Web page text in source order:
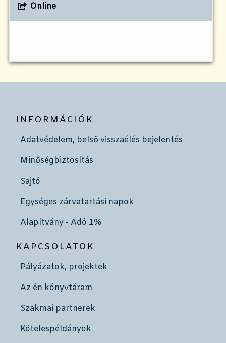
Online
INFORMÁCIÓK
Adatvédelem, belső visszaélés bejelentés
Minőségbiztosítás
Sajtó
Egységes zárvatartási napok
Alapítvány - Adó 1%
KAPCSOLATOK
Pályázatok, projektek
Az én könyvtáram
Szakmai partnerek
Kötelespéldányok